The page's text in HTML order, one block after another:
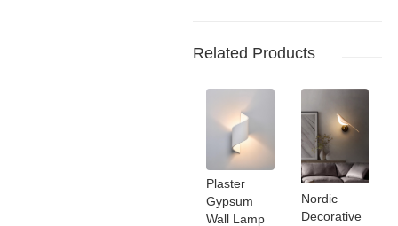
Related Products
Plaster
Gypsum
Wall Lamp
Nordic
Decorative